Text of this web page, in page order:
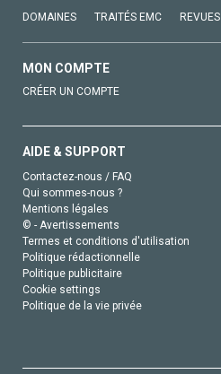
DOMAINES TRAITÉS EMC REVUES
MON COMPTE
CRÉER UN COMPTE
AIDE & SUPPORT
Contactez-nous / FAQ
Qui sommes-nous ?
Mentions légales
© - Avertissements
Termes et conditions d'utilisation
Politique rédactionnelle
Politique publicitaire
Cookie settings
Politique de la vie privée